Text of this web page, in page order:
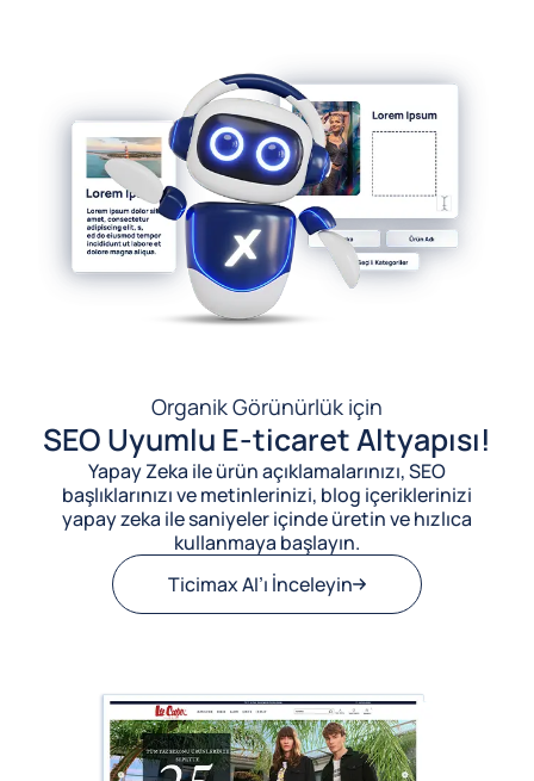
Organik Görünürlük için
SEO Uyumlu E-ticaret Altyapısı!
Yapay Zeka ile ürün açıklamalarınızı, SEO
başlıklarınızı ve metinlerinizi, blog içeriklerinizi
yapay zeka ile saniyeler içinde üretin ve hızlıca
kullanmaya başlayın.
Ticimax AI’ı İnceleyin